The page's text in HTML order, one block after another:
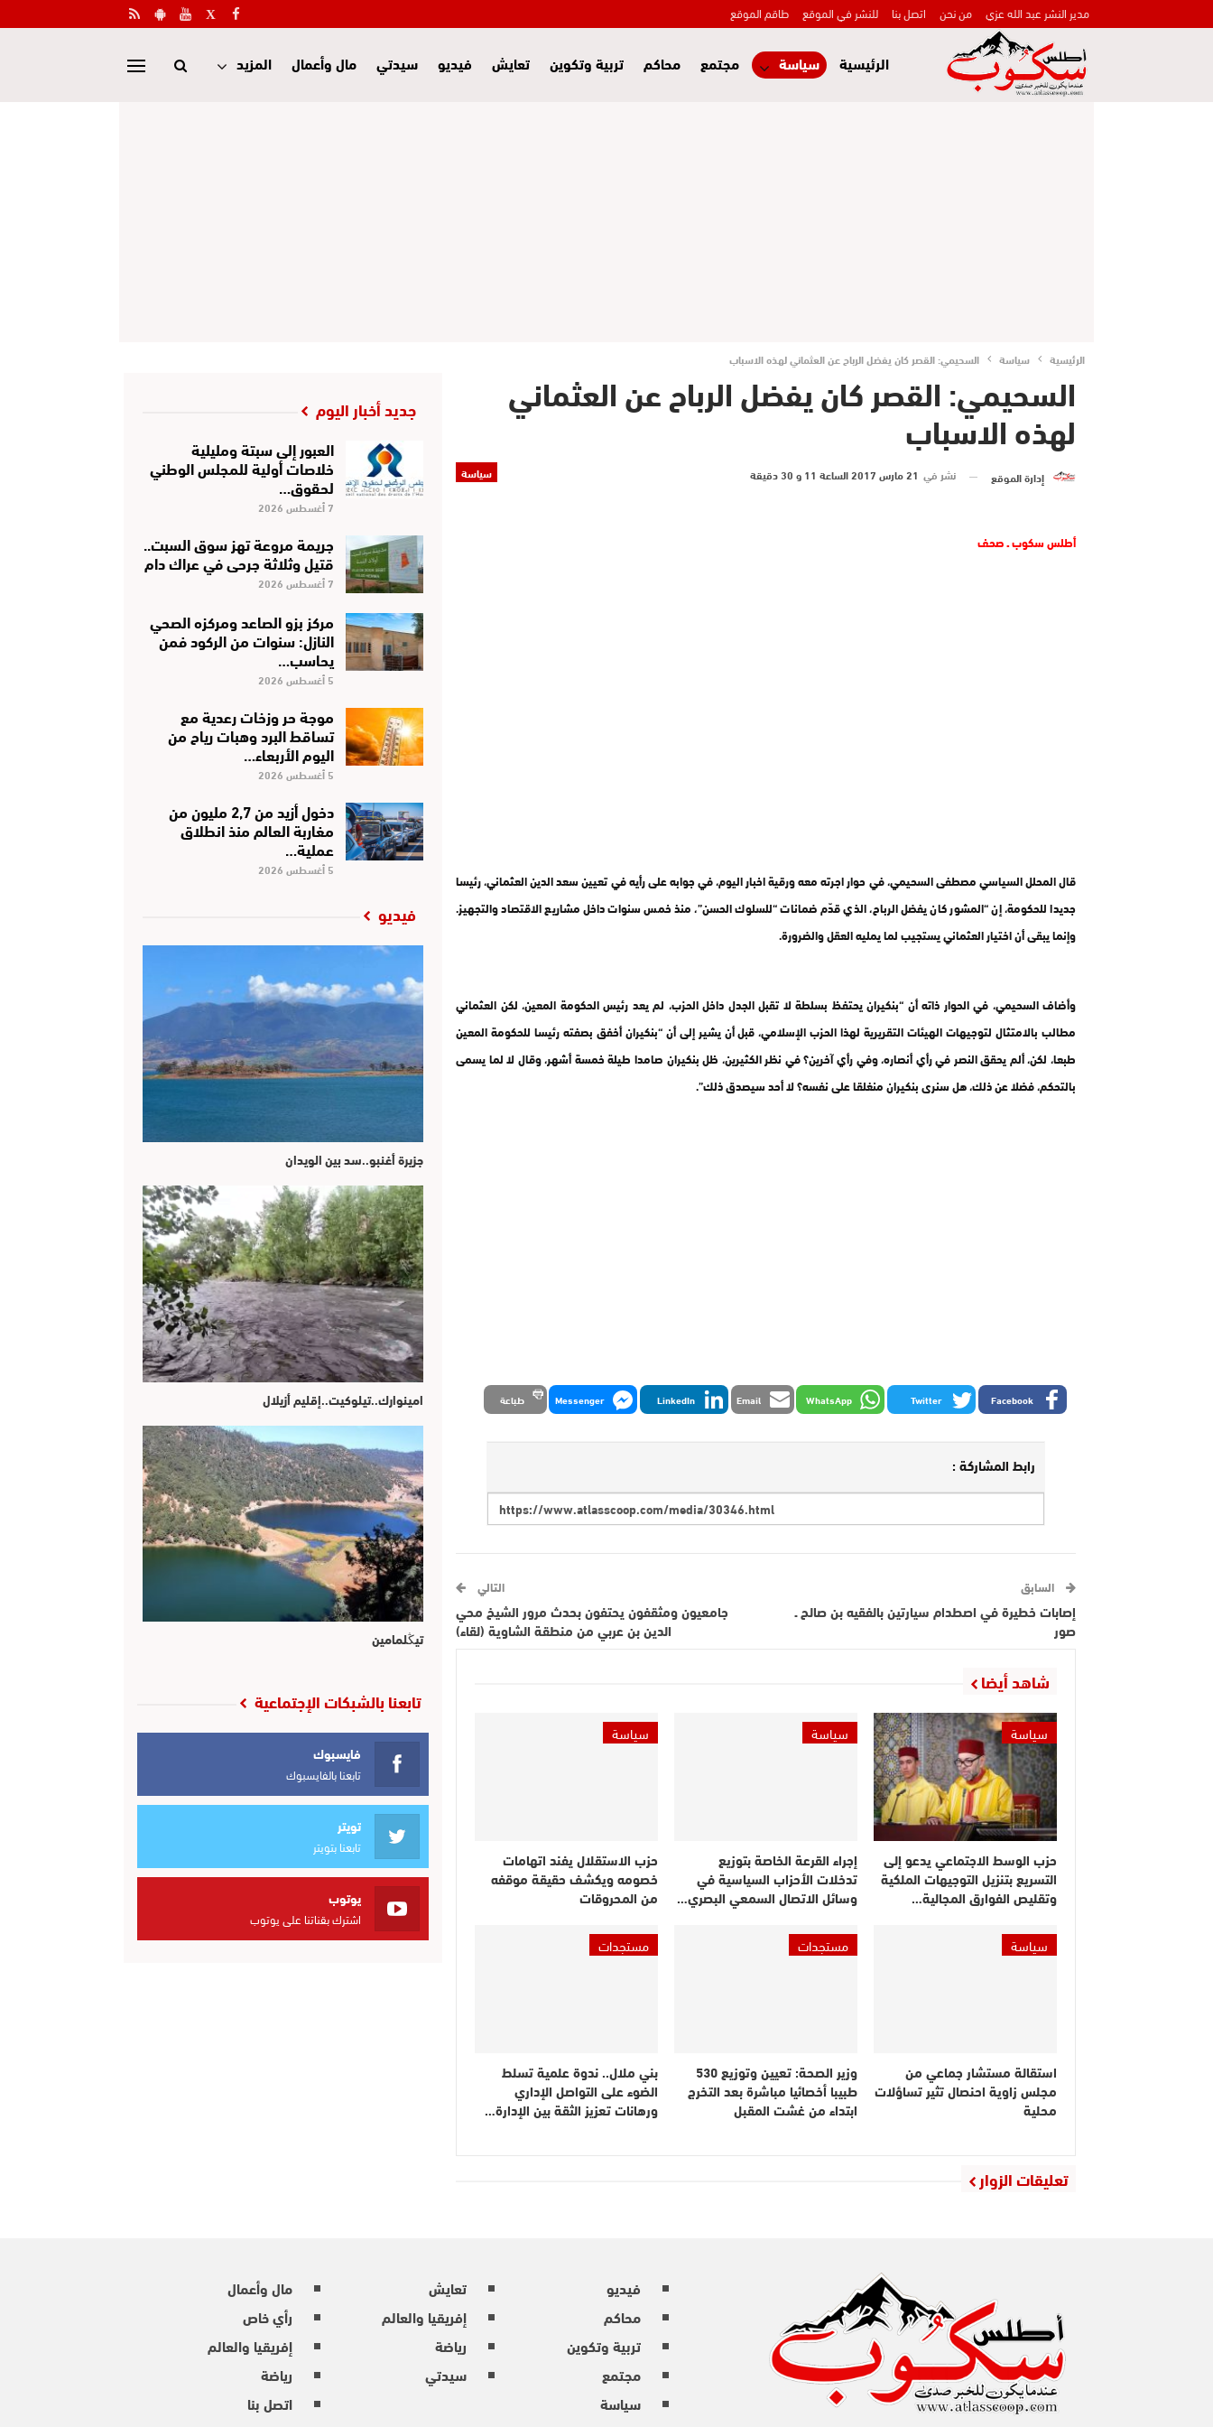
مدير النشر عبد الله عزي من نحن اتصل بنا للنشر في الموقع طاقم الموقع
الرئيسية سياسة مجتمع محاكم تربية وتكوين تعايش فيديو سيدتي مال وأعمال المزيد
الرئيسية سياسة السحيمي: القصر كان يفضل الرباح عن العثماني لهذه الاسباب
السحيمي: القصر كان يفضل الرباح عن العثماني
لهذه الاسباب
سياسة إدارة الموقع نشر في 21 مارس 2017 الساعة 11 و 30 دقيقة
أطلس سكوب ـ صحف
قال المحلل السياسي مصطفى السحيمي، في حوار اجرته معه ورقية اخبار اليوم، في جوابه على رأيه في تعيين سعد الدين العثماني، رئيسا
جديدا للحكومة، إن “المشور كان يفضل الرباح، الذي قدّم ضمانات “للسلوك الحسن”، منذ خمس سنوات داخل مشاريع الاقتصاد والتجهيز.
وإنما يبقى أن اختيار العثماني يستجيب لما يمليه العقل والضرورة.
وأضاف السحيمي، في الحوار ذاته أن “بنكيران يحتفظ بسلطة لا تقبل الجدل داخل الحزب، لم يعد رئيس الحكومة المعين، لكن العثماني
مطالب بالامتثال لتوجيهات الهيئات التقريرية لهذا الحزب الإسلامي، قبل أن يشير إلى أن “بنكيران أخفق بصفته رئيسا للحكومة المعين
طبعا، لكن، ألم يحقق النصر في رأي أنصاره، وفي رأي آخرين؟ في نظر الكثيرين، ظل بنكيران صامدا طيلة خمسة أشهر، وقال لا لما يسمى
بالتحكم، فضلا عن ذلك، هل سنرى بنكيران منغلقا على نفسه؟ لا أحد سيصدق ذلك”.
Facebook
Twitter
WhatsApp
Email
LinkedIn
Messenger طباعة
رابط المشاركة :
السابق
إصابات خطيرة في اصطدام سيارتين بالفقيه بن صالح ـ
صور
التالي
جامعيون ومثقفون يحتفون بحدث مرور الشيخ محي
الدين بن عربي من منطقة الشاوية (لقاء)
شاهد أيضا
سياسة
حزب الوسط الاجتماعي يدعو إلى
التسريع بتنزيل التوجيهات الملكية
وتقليص الفوارق المجالية…
سياسة
إجراء القرعة الخاصة بتوزيع
تدخلات الأحزاب السياسية في
وسائل الاتصال السمعي البصري…
سياسة
حزب الاستقلال يفند اتهامات
خصومه ويكشف حقيقة موقفه
من المحروقات
سياسة
استقالة مستشار جماعي من
مجلس زاوية احنصال تثير تساؤلات
محلية
مستجدات
وزير الصحة: تعيين وتوزيع 530
طبيبا أخصائيا مباشرة بعد التخرج
ابتداء من غشت المقبل
مستجدات
بني ملال.. ندوة علمية تسلط
الضوء على التواصل الإداري
ورهانات تعزيز الثقة بين الإدارة…
تعليقات الزوار
جديد أخبار اليوم
العبور إلى سبتة ومليلية
خلاصات أولية للمجلس الوطني
لحقوق…
7 أغسطس 2026
جريمة مروعة تهز سوق السبت..
قتيل وثلاثة جرحى في عراك دام
7 أغسطس 2026
مركز بزو الصاعد ومركزه الصحي
النازل: سنوات من الركود فمن
يحاسب…
5 أغسطس 2026
موجة حر وزخات رعدية مع
تساقط البرد وهبات رياح من
اليوم الأربعاء…
5 أغسطس 2026
دخول أزيد من 2,7 مليون من
مغاربة العالم منذ انطلاق
عملية…
5 أغسطس 2026
فيديو
جزيرة أغنبو..سد بين الويدان
امينوارك..تيلوكيت..إقليم أزيلال
تيڭلمامين
تابعنا بالشبكات الإجتماعية
فايسبوك
تابعنا بالفايسبوك
تويتر
تابعنا بتويتر
يوتوب
اشترك بقناتنا على يوتوب
فيديو
محاكم
تربية وتكوين
مجتمع
سياسة
تعايش
إفريقيا والعالم
رياضة
سيدتي
مال وأعمال
رأي خاص
إفريقيا والعالم
رياضة
اتصل بنا